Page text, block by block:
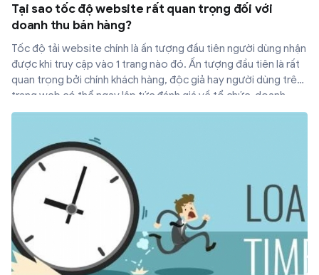
Tại sao tốc độ website rất quan trọng đối với
doanh thu bán hàng?
Tốc độ tải website chính là ấn tượng đầu tiên người dùng nhận
được khi truy cập vào 1 trang nào đó. Ấn tượng đầu tiên là rất
quan trọng bởi chính khách hàng, độc giả hay người dùng trên
trang web có thể ngay lập tức đánh giá về tổ chức, doanh
nghiệp. Nếu trang web tải nhanh sẽ tạo được ấn tượng mạnh
tượng tốt.